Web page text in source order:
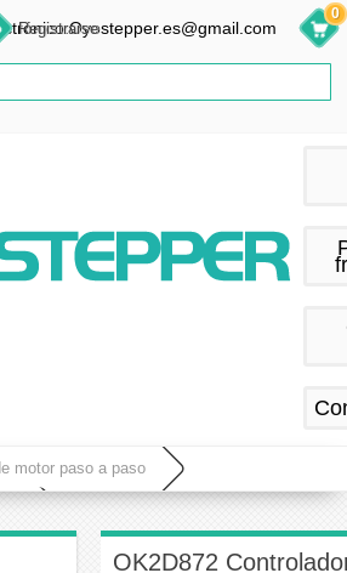
Registrarse
0
motor paso a paso
NEMA 23 NEMA 24 NEMA 34
OK2D872